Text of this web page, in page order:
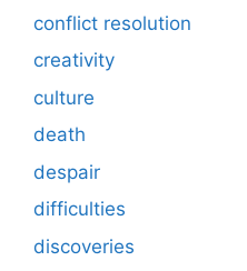
conflict resolution
creativity
culture
death
despair
difficulties
discoveries